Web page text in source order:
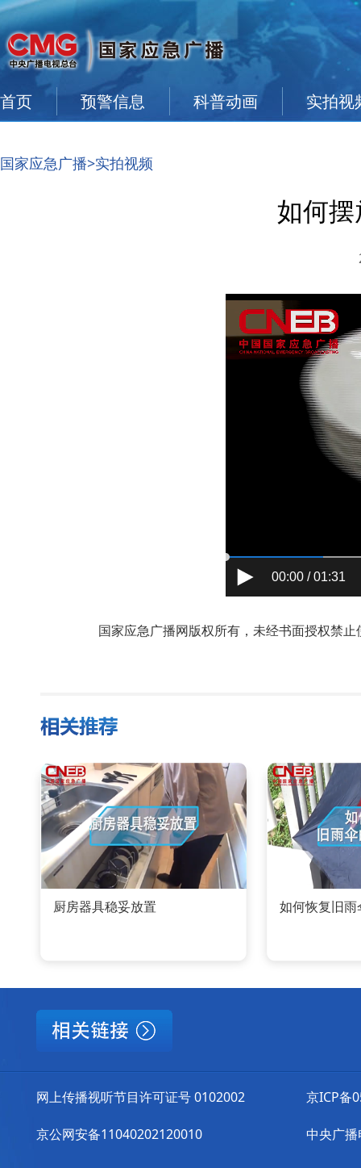
首页 预警信息 科普动画 实拍视
国家应急广播>实拍视频
如何
00:00 / 01:31
国家应急广播网版权所有，未经书面授权禁
厨房器具稳妥放置 如何恢复旧
网上传播视听节目许可证号 0102002
京公网安备11040202120010
京ICP备
中央广